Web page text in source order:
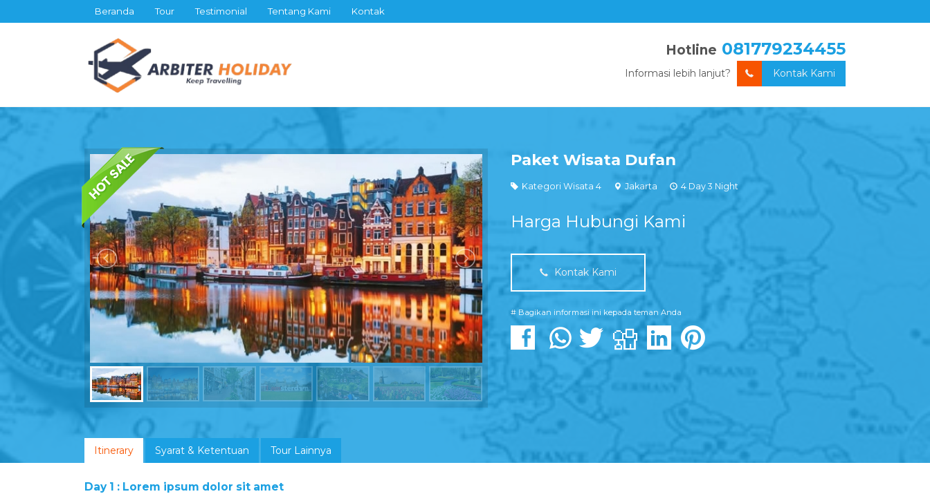
Beranda Tour Testimonial Tentang Kami Kontak
Hotline 081779234455
Informasi lebih lanjut? Kontak Kami
Paket Wisata Dufan
Kategori Wisata 4 Jakarta 4 Day 3 Night
Harga Hubungi Kami
Kontak Kami
# Bagikan informasi ini kepada teman Anda
Itinerary Syarat & Ketentuan Tour Lainnya
Day 1 : Lorem ipsum dolor sit amet